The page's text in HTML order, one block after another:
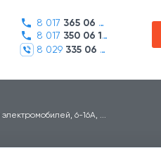
8 017 365 06 45
8 017 350 06 16
8 029 335 06 01
6-16A, ...